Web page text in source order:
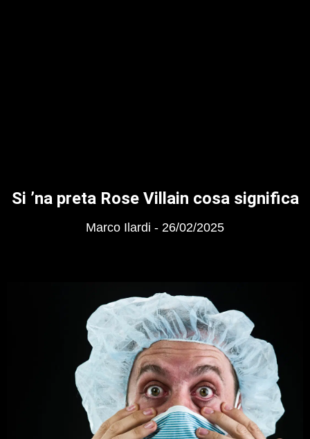
Si ’na preta Rose Villain cosa significa
Marco Ilardi 26/02/2025